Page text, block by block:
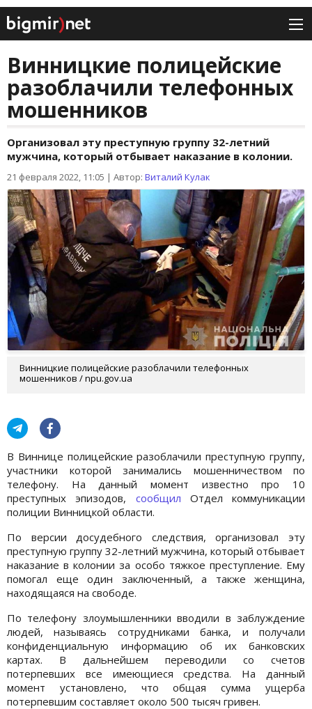
Винницкие полицейские
разоблачили телефонных
мошенников
Организовал эту преступную группу 32-летний
мужчина, который отбывает наказание в колонии.
21 февраля 2022, 11:05 | Автор: Виталий Кулак
Винницкие полицейские разоблачили телефонных
мошенников / npu.gov.ua
В Виннице полицейские разоблачили преступную группу,
участники которой занимались мошенничеством по
телефону. На данный момент известно про 10
преступных эпизодов, сообщил Отдел коммуникации
полиции Винницкой области.
По версии досудебного следствия, организовал эту
преступную группу 32-летний мужчина, который отбывает
наказание в колонии за особо тяжкое преступление. Ему
помогал еще один заключенный, а также женщина,
находящаяся на свободе.
По телефону злоумышленники вводили в заблуждение
людей, называясь сотрудниками банка, и получали
конфиденциальную информацию об их банковских
картах. В дальнейшем переводили со счетов
потерпевших все имеющиеся средства. На данный
момент установлено, что общая сумма ущерба
потерпевшим составляет около 500 тысяч гривен.